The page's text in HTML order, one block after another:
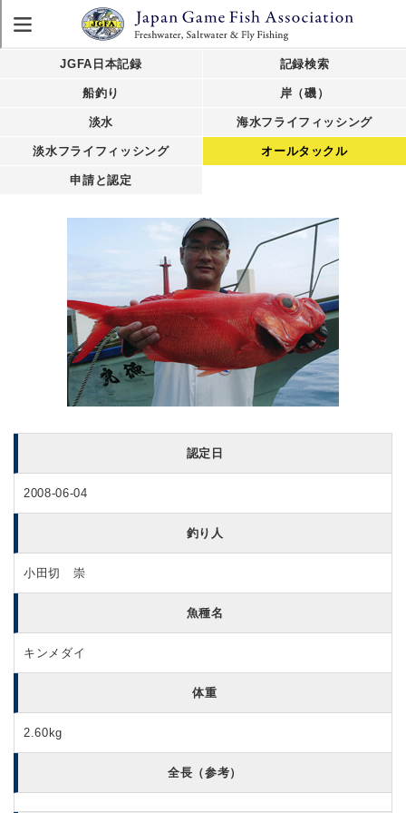
JGFA日本記録 記録検索
船釣り 岸（磯）
淡水 海水フライフィッシング
淡水フライフィッシング オールタックル
申請と認定
認定日
2008-06-04
釣り人
小田切 崇
魚種名
キンメダイ
体重
2.60kg
全長（参考）